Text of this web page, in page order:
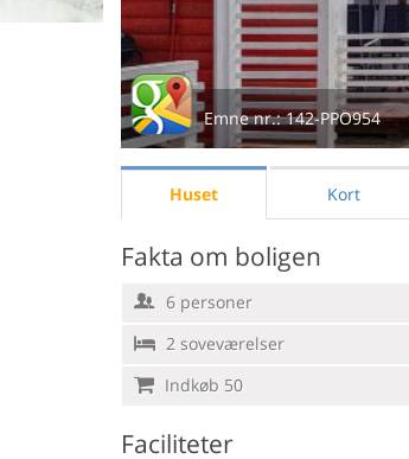
Emne nr.:142-PPO954
Huset Kort
Fakta om boligen
6 personer
2 soveværelser
Indkøb 50
Faciliteter